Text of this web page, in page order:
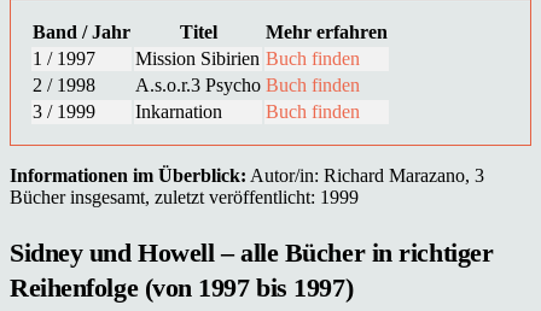
Band / Jahr Titel
Mehr erfahren
1 / 1997
Mission Sibirien Buch finden
2 / 1998
A.s.o.r.3 Psycho Buch finden
3 / 1999
Inkarnation Buch finden
Informationen im Überblick: Autor/in: Richard Marazano, 3
Bücher insgesamt, zuletzt veröffentlicht: 1999
Sidney und Howell – alle Bücher in richtiger
Reihenfolge (von 1997 bis 1997)